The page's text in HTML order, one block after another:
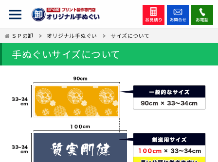
ＳＰの卸 オリジナル手ぬぐい サイズについて
手ぬぐいサイズについて